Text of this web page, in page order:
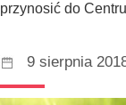
przynosić do
9 sierpnia